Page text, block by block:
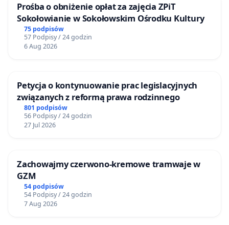
Prośba o obniżenie opłat za zajęcia ZPiT
Sokołowianie w Sokołowskim Ośrodku Kultury
75 podpisów
57 Podpisy / 24 godzin
6 Aug 2026
Petycja o kontynuowanie prac legislacyjnych
związanych z reformą prawa rodzinnego
801 podpisów
56 Podpisy / 24 godzin
27 Jul 2026
Zachowajmy czerwono-kremowe tramwaje w
GZM
54 podpisów
54 Podpisy / 24 godzin
7 Aug 2026